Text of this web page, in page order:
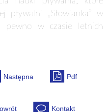
„Słowianka” w
pewno w czasie letnich
Następna Pdf
Kontakt